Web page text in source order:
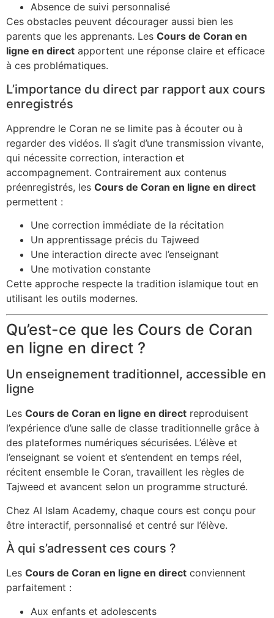
Absence de suivi personnalisé
Ces obstacles peuvent décourager aussi bien les
parents que les apprenants. Les Cours de Coran en
ligne en direct apportent une réponse claire et efficace
à ces problématiques.
L’importance du direct par rapport aux cours
enregistrés
Apprendre le Coran ne se limite pas à écouter ou à
regarder des vidéos. Il s’agit d’une transmission vivante,
qui nécessite correction, interaction et
accompagnement. Contrairement aux contenus
préenregistrés, les Cours de Coran en ligne en direct
permettent :
Une correction immédiate de la récitation
Un apprentissage précis du Tajweed
Une interaction directe avec l’enseignant
Une motivation constante
Cette approche respecte la tradition islamique tout en
utilisant les outils modernes.
Qu’est-ce que les Cours de Coran
en ligne en direct ?
Un enseignement traditionnel, accessible en
ligne
Les Cours de Coran en ligne en direct reproduisent
l’expérience d’une salle de classe traditionnelle grâce à
des plateformes numériques sécurisées. L’élève et
l’enseignant se voient et s’entendent en temps réel,
récitent ensemble le Coran, travaillent les règles de
Tajweed et avancent selon un programme structuré.
Chez Al Islam Academy, chaque cours est conçu pour
être interactif, personnalisé et centré sur l’élève.
À qui s’adressent ces cours ?
Les Cours de Coran en ligne en direct conviennent
parfaitement :
Aux enfants et adolescents